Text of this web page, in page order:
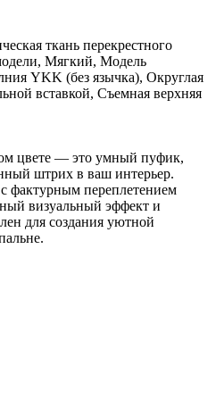
ткань перекрестного
Мягкий, Модель
YKK (без язычка), Округлая
вставкой, Съемная верхняя
цвете — это умный пуфик,
штрих в ваш интерьер.
фактурным переплетением
визуальный эффект и
для создания уютной